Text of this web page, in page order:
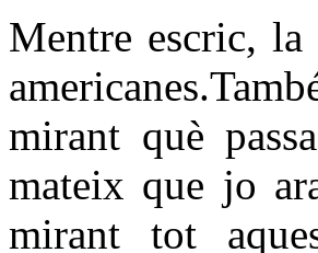
Mentre escric, la
mirant què
mateix que jo
mirant tot